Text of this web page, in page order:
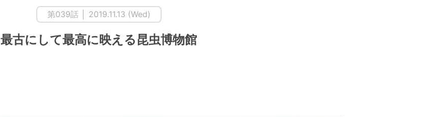
第039話 │ 2019.11.13 (Wed)
最古にして最高に映える昆虫博物館